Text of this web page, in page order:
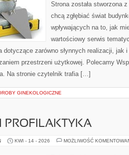
Strona została stworzona
chcą zgłębiać świat
wpływających na to, jak
wartościowy serwis
dotyczące zarówno słynnych realizacji, jak
przestrzeni użytkowej. Polecamy
Na stronie czytelnik trafia […]
GINEKOLOGICZNE
PROFILAKTYKA
KWI - 14 - 2026 MOŻLIWOŚĆ